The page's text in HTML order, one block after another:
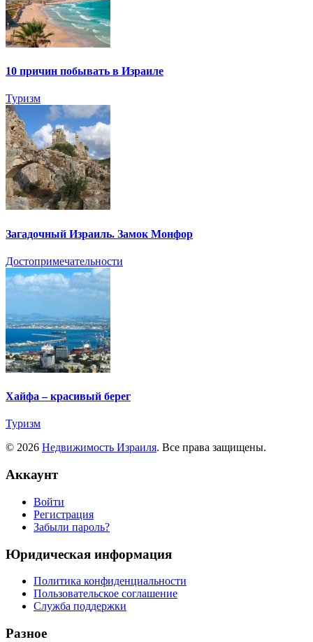
10 причин побывать в Израиле
Туризм
Загадочный Израиль. Замок Монфор
Достопримечательности
Хайфа – красивый берег
Туризм
© 2026 Недвижимость Израиля. Все права защищены.
Аккаунт
Войти
Регистрация
Забыли пароль?
Юридическая информация
Политика конфиденциальности
Пользовательское соглашение
Служба поддержки
Разное